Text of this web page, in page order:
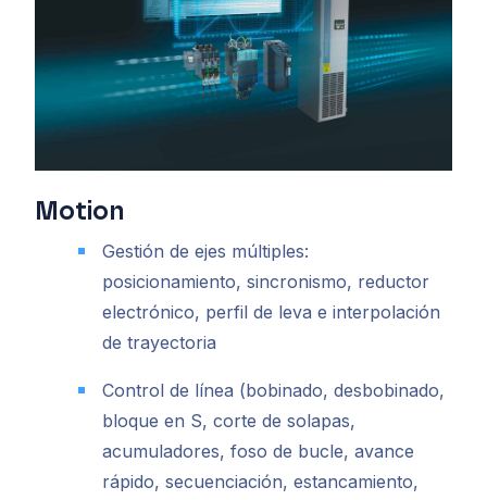
Motion
Gestión de ejes múltiples:
posicionamiento, sincronismo, reductor
electrónico, perfil de leva e interpolación
de trayectoria
Control de línea (bobinado, desbobinado,
bloque en S, corte de solapas,
acumuladores, foso de bucle, avance
rápido, secuenciación, estancamiento,